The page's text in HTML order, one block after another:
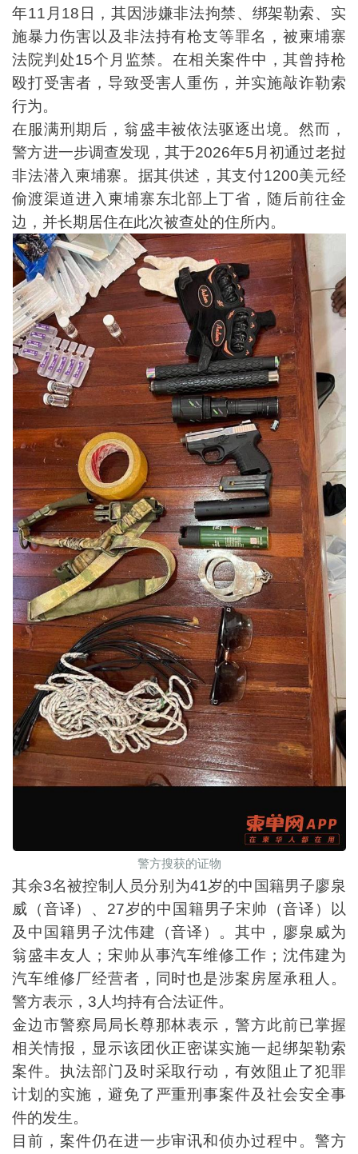
年11月18日，其因涉嫌非法拘禁、绑架勒索、实
施暴力伤害以及非法持有枪支等罪名，被柬埔寨
法院判处15个月监禁。在相关案件中，其曾持枪
殴打受害者，导致受害人重伤，并实施敲诈勒索
行为。
在服满刑期后，翁盛丰被依法驱逐出境。然而，
警方进一步调查发现，其于2026年5月初通过老挝
非法潜入柬埔寨。据其供述，其支付1200美元经
偷渡渠道进入柬埔寨东北部上丁省，随后前往金
边，并长期居住在此次被查处的住所内。
警方搜获的证物
其余3名被控制人员分别为41岁的中国籍男子廖泉
威（音译）、27岁的中国籍男子宋帅（音译）以
及中国籍男子沈伟建（音译）。其中，廖泉威为
翁盛丰友人；宋帅从事汽车维修工作；沈伟建为
汽车维修厂经营者，同时也是涉案房屋承租人。
警方表示，3人均持有合法证件。
金边市警察局局长尊那林表示，警方此前已掌握
相关情报，显示该团伙正密谋实施一起绑架勒索
案件。执法部门及时采取行动，有效阻止了犯罪
计划的实施，避免了严重刑事案件及社会安全事
件的发生。
目前，案件仍在进一步审讯和侦办过程中。警方